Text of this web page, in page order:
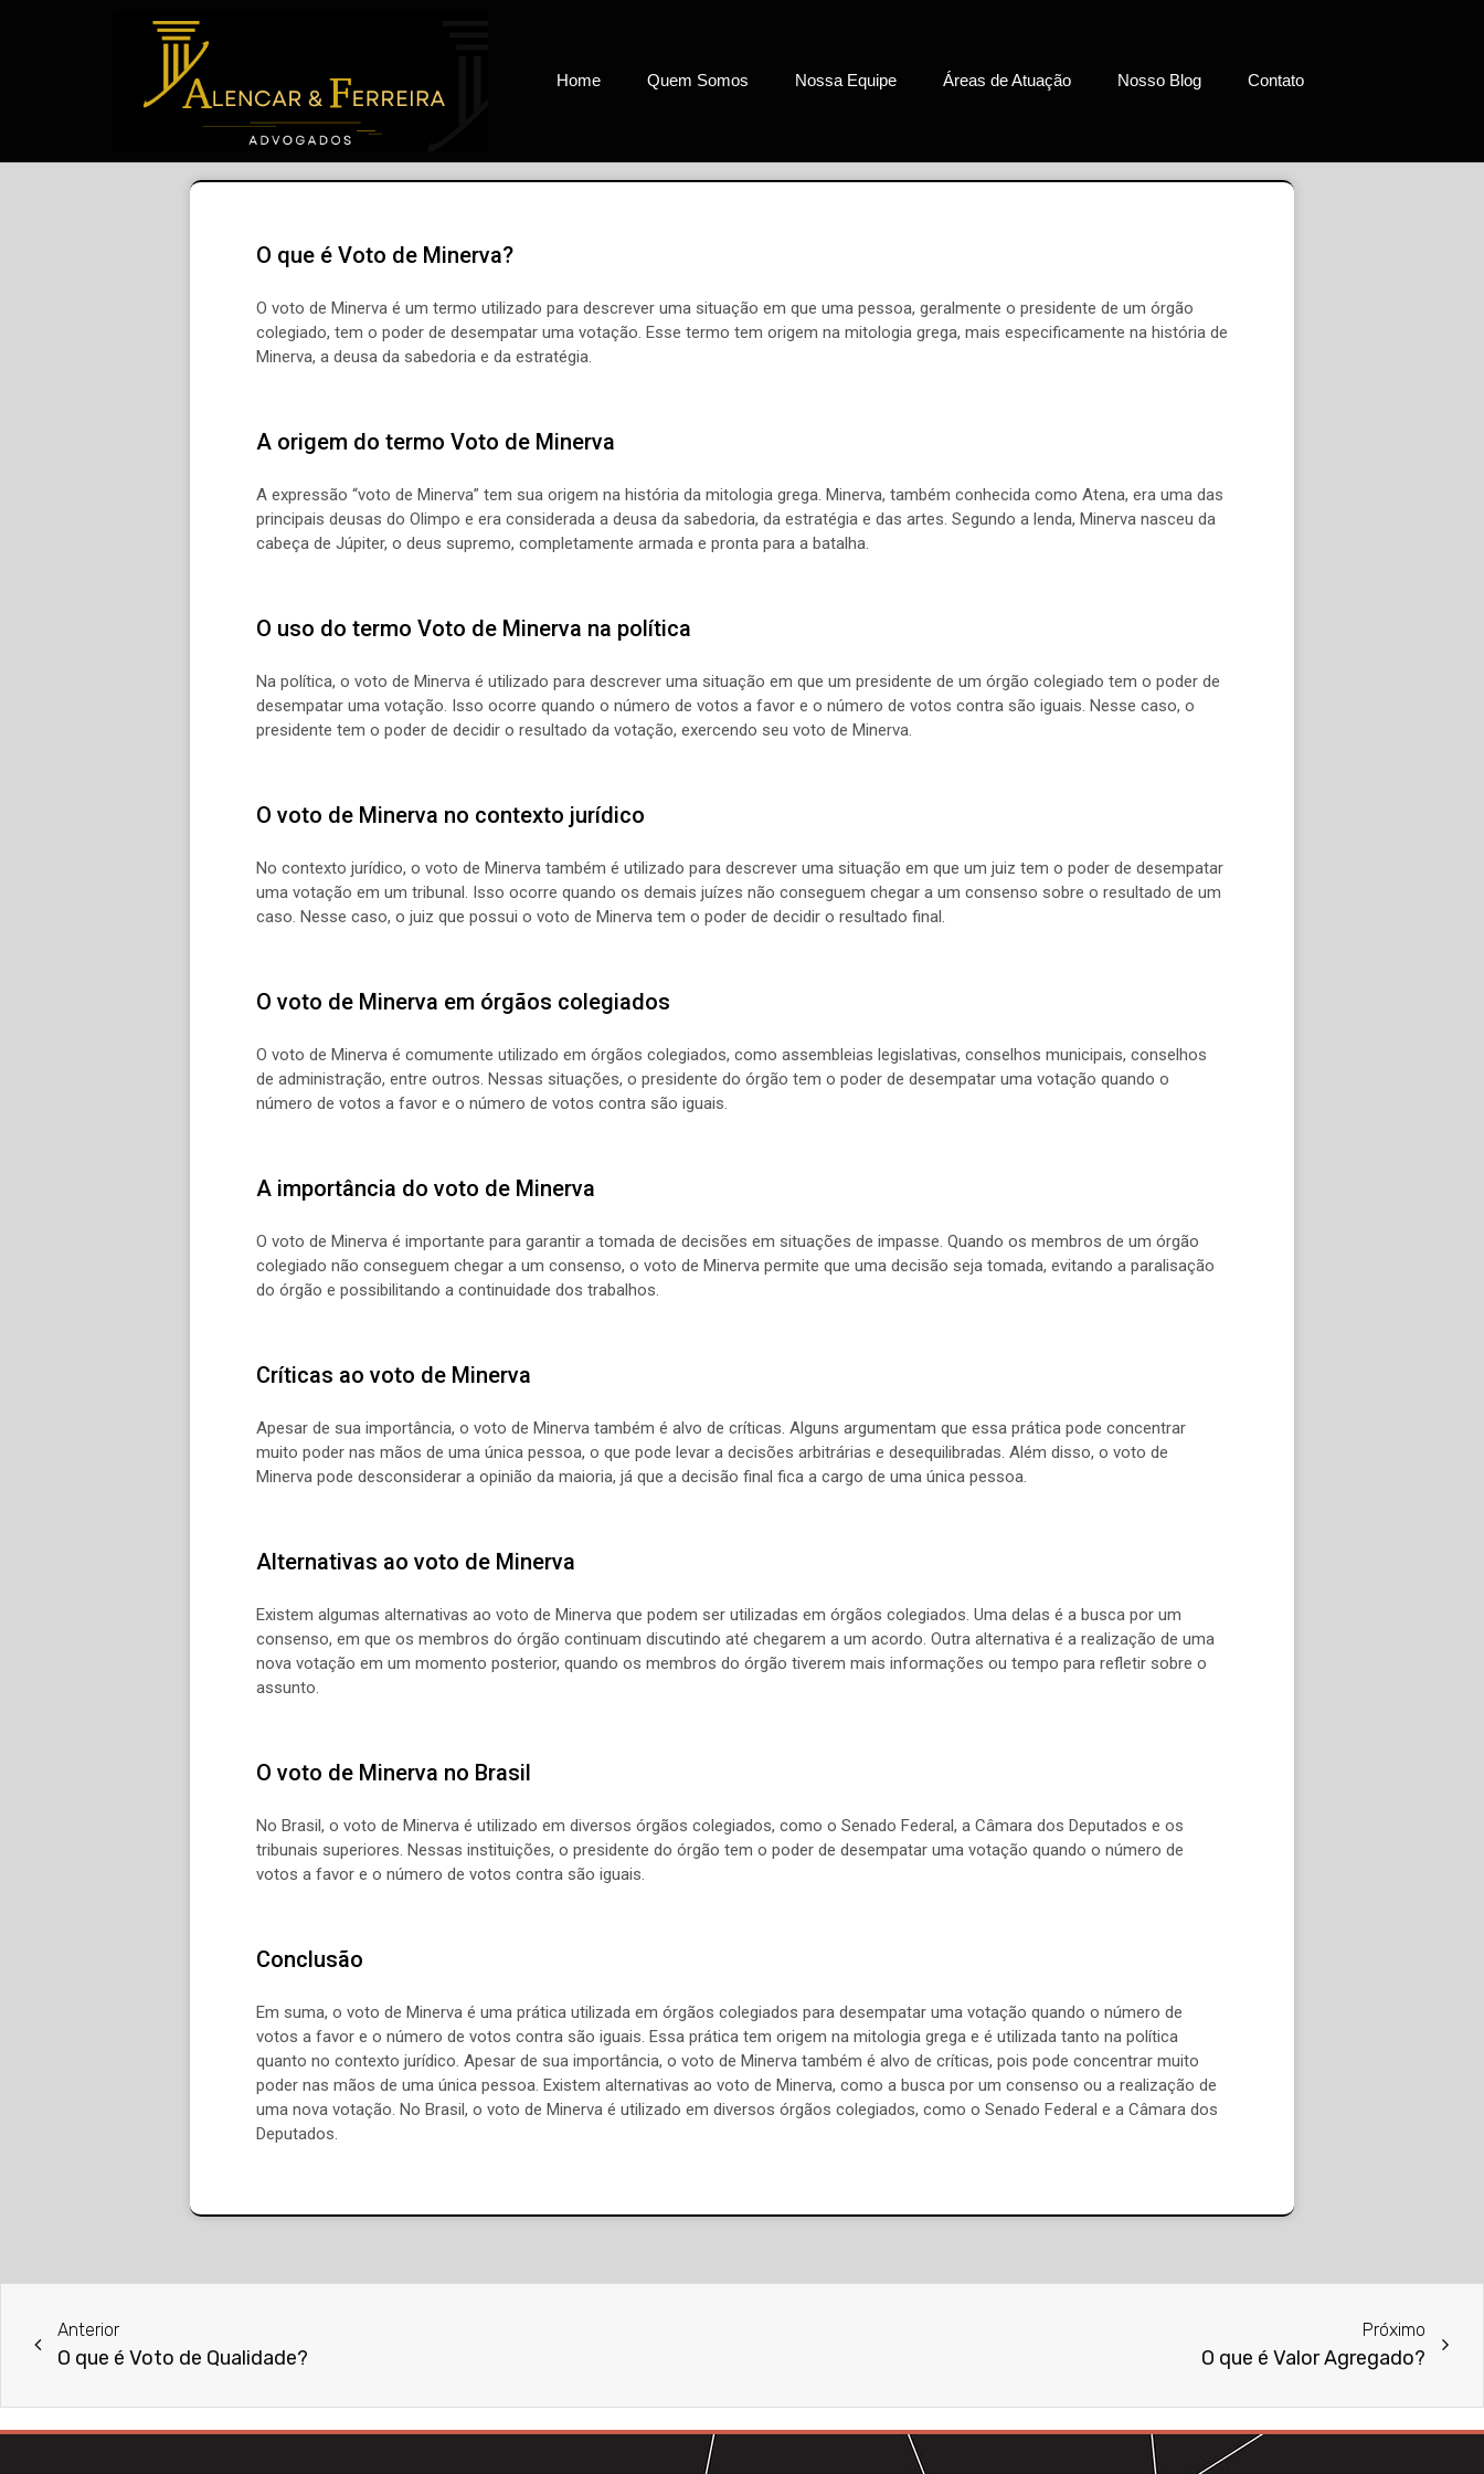
Home Quem Somos Nossa Equipe Áreas de Atuação Nosso Blog Contato
O que é Voto de Minerva?
O voto de Minerva é um termo utilizado para descrever uma situação em que uma pessoa, geralmente o presidente de um órgão
colegiado, tem o poder de desempatar uma votação. Esse termo tem origem na mitologia grega, mais especificamente na história de
Minerva, a deusa da sabedoria e da estratégia.
A origem do termo Voto de Minerva
A expressão “voto de Minerva” tem sua origem na história da mitologia grega. Minerva, também conhecida como Atena, era uma das
principais deusas do Olimpo e era considerada a deusa da sabedoria, da estratégia e das artes. Segundo a lenda, Minerva nasceu da
cabeça de Júpiter, o deus supremo, completamente armada e pronta para a batalha.
O uso do termo Voto de Minerva na política
Na política, o voto de Minerva é utilizado para descrever uma situação em que um presidente de um órgão colegiado tem o poder de
desempatar uma votação. Isso ocorre quando o número de votos a favor e o número de votos contra são iguais. Nesse caso, o
presidente tem o poder de decidir o resultado da votação, exercendo seu voto de Minerva.
O voto de Minerva no contexto jurídico
No contexto jurídico, o voto de Minerva também é utilizado para descrever uma situação em que um juiz tem o poder de desempatar
uma votação em um tribunal. Isso ocorre quando os demais juízes não conseguem chegar a um consenso sobre o resultado de um
caso. Nesse caso, o juiz que possui o voto de Minerva tem o poder de decidir o resultado final.
O voto de Minerva em órgãos colegiados
O voto de Minerva é comumente utilizado em órgãos colegiados, como assembleias legislativas, conselhos municipais, conselhos
de administração, entre outros. Nessas situações, o presidente do órgão tem o poder de desempatar uma votação quando o
número de votos a favor e o número de votos contra são iguais.
A importância do voto de Minerva
O voto de Minerva é importante para garantir a tomada de decisões em situações de impasse. Quando os membros de um órgão
colegiado não conseguem chegar a um consenso, o voto de Minerva permite que uma decisão seja tomada, evitando a paralisação
do órgão e possibilitando a continuidade dos trabalhos.
Críticas ao voto de Minerva
Apesar de sua importância, o voto de Minerva também é alvo de críticas. Alguns argumentam que essa prática pode concentrar
muito poder nas mãos de uma única pessoa, o que pode levar a decisões arbitrárias e desequilibradas. Além disso, o voto de
Minerva pode desconsiderar a opinião da maioria, já que a decisão final fica a cargo de uma única pessoa.
Alternativas ao voto de Minerva
Existem algumas alternativas ao voto de Minerva que podem ser utilizadas em órgãos colegiados. Uma delas é a busca por um
consenso, em que os membros do órgão continuam discutindo até chegarem a um acordo. Outra alternativa é a realização de uma
nova votação em um momento posterior, quando os membros do órgão tiverem mais informações ou tempo para refletir sobre o
assunto.
O voto de Minerva no Brasil
No Brasil, o voto de Minerva é utilizado em diversos órgãos colegiados, como o Senado Federal, a Câmara dos Deputados e os
tribunais superiores. Nessas instituições, o presidente do órgão tem o poder de desempatar uma votação quando o número de
votos a favor e o número de votos contra são iguais.
Conclusão
Em suma, o voto de Minerva é uma prática utilizada em órgãos colegiados para desempatar uma votação quando o número de
votos a favor e o número de votos contra são iguais. Essa prática tem origem na mitologia grega e é utilizada tanto na política
quanto no contexto jurídico. Apesar de sua importância, o voto de Minerva também é alvo de críticas, pois pode concentrar muito
poder nas mãos de uma única pessoa. Existem alternativas ao voto de Minerva, como a busca por um consenso ou a realização de
uma nova votação. No Brasil, o voto de Minerva é utilizado em diversos órgãos colegiados, como o Senado Federal e a Câmara dos
Deputados.
Anterior
O que é Voto de Qualidade?
Próximo
O que é Valor Agregado?